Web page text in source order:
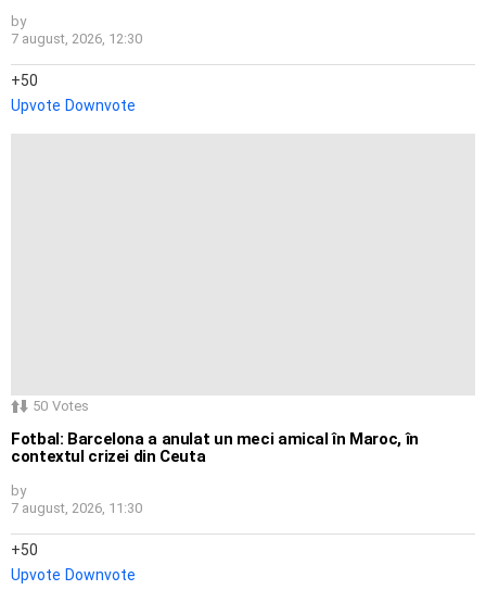
by
7 august, 2026, 12:30
50
Upvote Downvote
50 Votes
Fotbal: Barcelona a anulat un meci amical în Maroc, în
contextul crizei din Ceuta
by
7 august, 2026, 11:30
50
Upvote Downvote